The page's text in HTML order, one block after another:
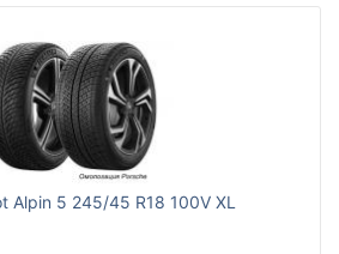
Alpin 5 245/45 R18 100V XL